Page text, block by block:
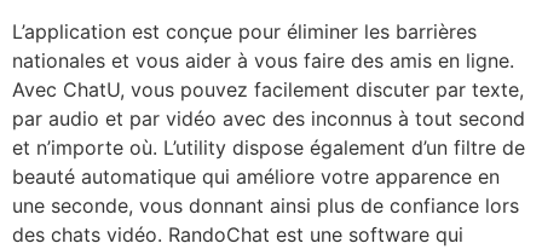
L’application est conçue pour éliminer les barrières
nationales et vous aider à vous faire des amis en ligne.
Avec ChatU, vous pouvez facilement discuter par texte,
par audio et par vidéo avec des inconnus à tout second
et n’importe où. L’utility dispose également d’un filtre de
beauté automatique qui améliore votre apparence en
une seconde, vous donnant ainsi plus de confiance lors
des chats vidéo. RandoChat est une software qui